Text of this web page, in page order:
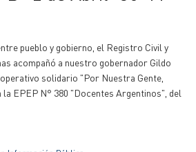
pueblo y gobierno, el Registro Civil y
acompañó a nuestro gobernador Gildo
solidario "Por Nuestra Gente,
la EPEP N° 380 "Docentes Argentinos", del